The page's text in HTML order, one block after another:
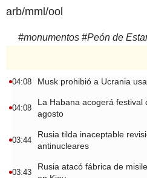
arb/mml/ool
#monumentos #Peón de
04:08 Musk prohibió a Ucrania
04:08
La Habana acogerá
agosto
03:44
Rusia tilda inaceptable
antinucleares
03:43
Rusia atacó fábrica de